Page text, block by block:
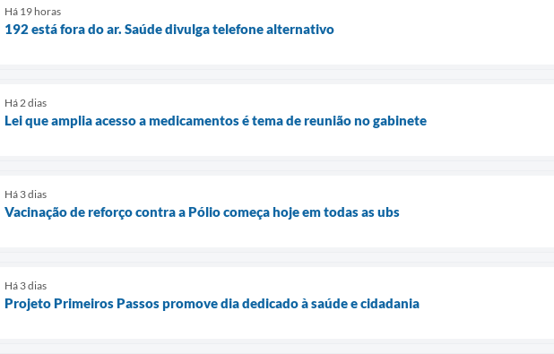
Há 19 horas
192 está fora do ar. Saúde divulga telefone alternativo
Há 2 dias
Lei que amplia acesso a medicamentos é tema de reunião no gabinete
Há 3 dias
Vacinação de reforço contra a Pólio começa hoje em todas as ubs
Há 3 dias
Projeto Primeiros Passos promove dia dedicado à saúde e cidadania